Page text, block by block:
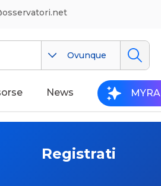
Ovunque
News MYRA
Registrati